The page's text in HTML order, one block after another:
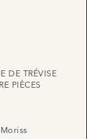
DE TRÉVISE
PIÈCES